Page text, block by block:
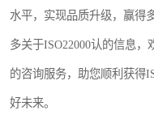
水平，实现品质升级，赢得
多关于ISO22000认的信息
的咨询服务，助您顺利获得
好未来。